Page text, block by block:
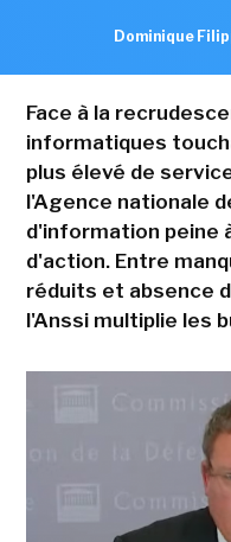
Dominique
Face à la
informatiques
plus élevé de
l'Agence nationale
d'information peine
d'action. Entre
réduits et absence
l'Anssi multiplie les